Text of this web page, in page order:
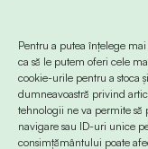
Pentru a putea înțelege
ca să le putem oferi cele
cookie-urile pentru a stoca
dumneavoastră privind
tehnologii ne va permite
navigare sau ID-uri unice
consimțământului poate